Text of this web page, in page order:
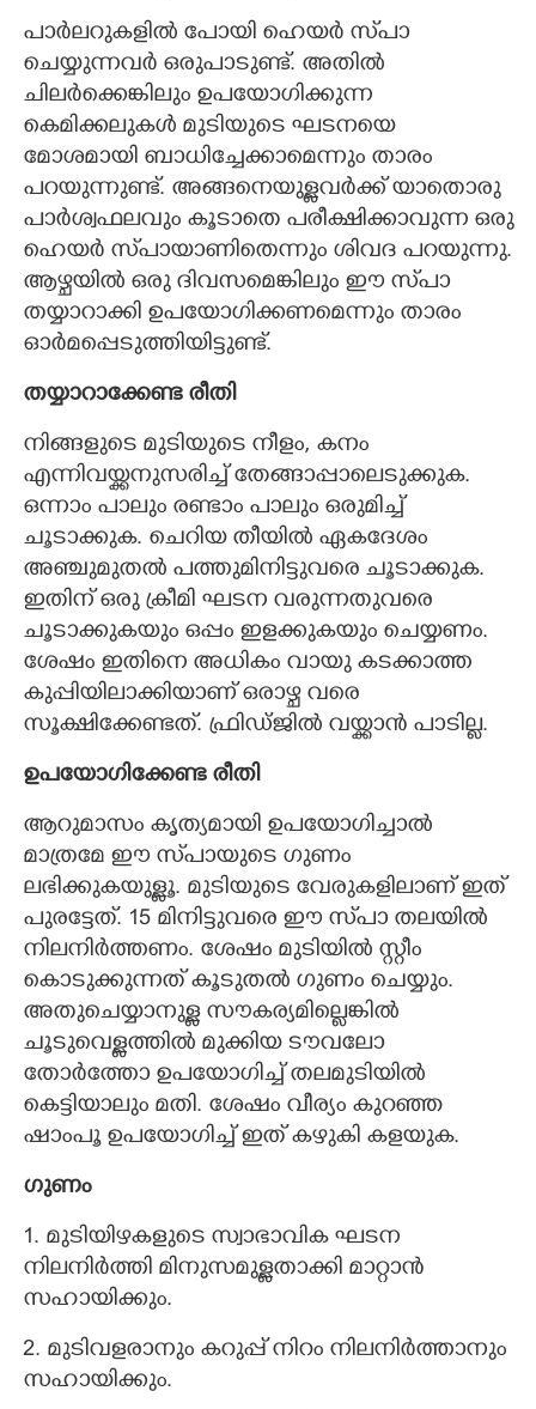
പാർലറുകളിൽ പോയി ഹെയർ സ്‌പാ
ചെയ്യുന്നവർ ഒരുപാടുണ്ട്. അതിൽ
ചിലർക്കെങ്കിലും ഉപയോഗിക്കുന്ന
കെമിക്കലുകൾ മുടിയുടെ ഘടനയെ
മോശമായി ബാധിച്ചേക്കാമെന്നും താരം
പറയുന്നുണ്ട്. അങ്ങനെയുള്ളവർക്ക് യാതൊരു
പാർശ്വഫലവും കൂടാതെ പരീക്ഷിക്കാവുന്ന ഒരു
ഹെയർ സ്‌പായാണിതെന്നും ശിവദ പറയുന്നു.
ആഴ്ചയിൽ ഒരു ദിവസമെങ്കിലും ഈ സ്‌പാ
തയ്യാറാക്കി ഉപയോഗിക്കണമെന്നും താരം
ഓർമപ്പെടുത്തിയിട്ടുണ്ട്.
തയ്യാറാക്കേണ്ട രീതി
നിങ്ങളുടെ മുടിയുടെ നീളം, കനം
എന്നിവയ്ക്കനുസരിച്ച് തേങ്ങാപ്പാലെടുക്കുക.
ഒന്നാം പാലും രണ്ടാം പാലും ഒരുമിച്ച്
ചൂടാക്കുക. ചെറിയ തീയിൽ ഏകദേശം
അഞ്ചുമുതൽ പത്തുമിനിട്ടുവരെ ചൂടാക്കുക.
ഇതിന് ഒരു ക്രീമി ഘടന വരുന്നതുവരെ
ചൂടാക്കുകയും ഒപ്പം ഇളക്കുകയും ചെയ്യണം.
ശേഷം ഇതിനെ അധികം വായു കടക്കാത്ത
കുപ്പിയിലാക്കിയാണ് ഒരാഴ്ച വരെ
സൂക്ഷിക്കേണ്ടത്. ഫ്രിഡ്ജിൽ വയ്ക്കാൻ പാടില്ല.
ഉപയോഗിക്കേണ്ട രീതി
ആറുമാസം കൃത്യമായി ഉപയോഗിച്ചാൽ
മാത്രമേ ഈ സ്‌പായുടെ ഗുണം
ലഭിക്കുകയുള്ളൂ. മുടിയുടെ വേരുകളിലാണ് ഇത്
പുരട്ടേത്. 15 മിനിട്ടുവരെ ഈ സ്‌പാ തലയിൽ
നിലനിർത്തണം. ശേഷം മുടിയിൽ സ്റ്റീം
കൊടുക്കുന്നത് കൂടുതൽ ഗുണം ചെയ്യും.
അതുചെയ്യാനുള്ള സൗകര്യമില്ലെങ്കിൽ
ചൂടുവെള്ളത്തിൽ മുക്കിയ ടൗവലോ
തോർത്തോ ഉപയോഗിച്ച് തലമുടിയിൽ
കെട്ടിയാലും മതി. ശേഷം വീര്യം കുറഞ്ഞ
ഷാംപൂ ഉപയോഗിച്ച് ഇത് കഴുകി കളയുക.
ഗുണം
1. മുടിയിഴകളുടെ സ്വാഭാവിക ഘടന
നിലനിർത്തി മിനുസമുള്ളതാക്കി മാറ്റാൻ
സഹായിക്കും.
2. മുടിവളരാനും കറുപ്പ് നിറം നിലനിർത്താനും
സഹായിക്കും.